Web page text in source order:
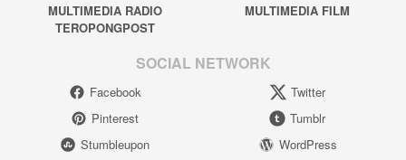
MULTIMEDIA RADIO
TEROPONGPOST
MULTIMEDIA FILM
SOCIAL NETWORK
Facebook
Twitter
Pinterest
Tumblr
Stumbleupon
WordPress